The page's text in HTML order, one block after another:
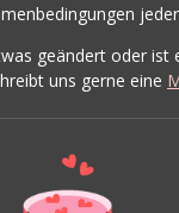
geändert oder ist
uns gerne eine